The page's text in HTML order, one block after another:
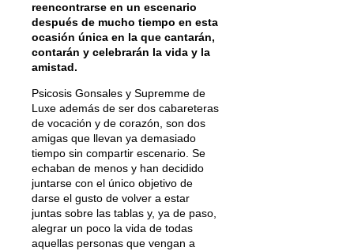
reencontrarse en un escenario
después de mucho tiempo en esta
ocasión única en la que cantarán,
contarán y celebrarán la vida y la
amistad.
Psicosis Gonsales y Supremme de
Luxe además de ser dos cabareteras
de vocación y de corazón, son dos
amigas que llevan ya demasiado
tiempo sin compartir escenario. Se
echaban de menos y han decidido
juntarse con el único objetivo de
darse el gusto de volver a estar
juntas sobre las tablas y, ya de paso,
alegrar un poco la vida de todas
aquellas personas que vengan a